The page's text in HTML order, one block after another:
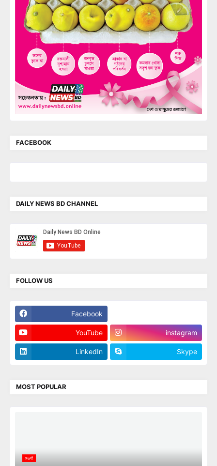
FACEBOOK
DAILY NEWS BD CHANNEL
FOLLOW US
Facebook
YouTube instagram
LinkedIn Skype
MOST POPULAR
নওগাঁ